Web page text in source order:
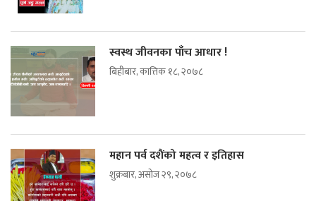
स्वस्थ जीवनका पाँच आधार !
बिहीबार, कात्तिक १८, २०७८
महान पर्व दशैंको महत्व र इतिहास
शुक्रबार, असोज २९, २०७८